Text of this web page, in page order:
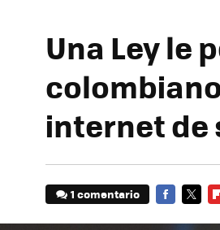
Una Ley le
internet de
1 comentario